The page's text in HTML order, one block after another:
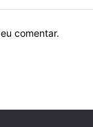
comentar.